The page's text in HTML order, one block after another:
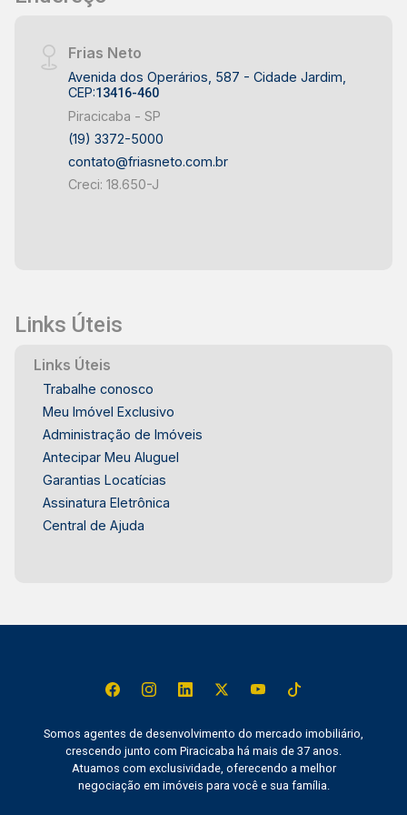
qualidade de vida e conveniência em um só lugar.
Agende sua visita com um especialista Frias
Frias Neto
Avenida dos Operários, 587 - Cidade Jardim,
CEP:13416-460
Piracicaba - SP
(19) 3372-5000
contato@friasneto.com.br
Creci: 18.650-J
Links Úteis
Links Úteis
Trabalhe conosco
Meu Imóvel Exclusivo
Administração de Imóveis
Antecipar Meu Aluguel
Garantias Locatícias
Assinatura Eletrônica
Central de Ajuda
Somos agentes de desenvolvimento do mercado imobiliário,
crescendo junto com Piracicaba há mais de 37 anos.
Atuamos com exclusividade, oferecendo a melhor
negociação em imóveis para você e sua família.